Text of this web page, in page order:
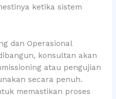
ketika sistem
dan Operasional
konsultan akan
atau pengujian
secara penuh.
memastikan proses